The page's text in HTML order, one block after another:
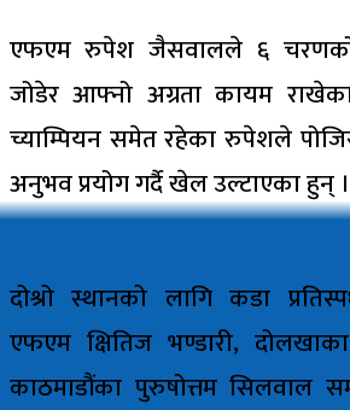
एफएम रुपेश जैसवालले ६
जोडेर आफ्नो अग्रता कायम
च्याम्पियन समेत रहेका रुपेशले
अनुभव प्रयोग गर्दै खेल उल्टाएका हुन् ।
दोश्रो स्थानको लागि कडा
एफएम क्षितिज भण्डारी,
काठमाडौंका पुरुषोत्तम सिलवाल